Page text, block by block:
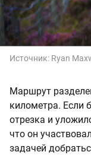
Источник: Ryan
Маршрут
километра. Если
отрезка и
что он
задачей